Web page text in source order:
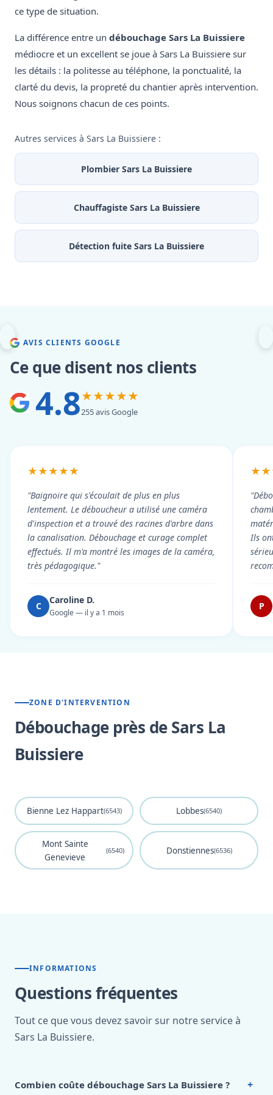
ce type de situation.
La différence entre un débouchage Sars La Buissiere
médiocre et un excellent se joue à Sars La Buissiere sur
les détails : la politesse au téléphone, la ponctualité, la
clarté du devis, la propreté du chantier après intervention.
Nous soignons chacun de ces points.
Autres services à Sars La Buissiere :
Plombier Sars La Buissiere
Chauffagiste Sars La Buissiere
Détection fuite Sars La Buissiere
AVIS CLIENTS GOOGLE
Ce que disent nos clients
4.8★★★★★
255 avis Google
★★★★★
"Baignoire qui s'écoulait de plus en plus
lentement. Le déboucheur a utilisé une caméra
d'inspection et a trouvé des racines d'arbre dans
la canalisation. Débouchage et curage complet
effectués. Il m'a montré les images de la caméra,
très pédagogique."
C
Caroline D.
Google — il y a 1 mois
Ils
P
ZONE D'INTERVENTION
Débouchage près de Sars La
Buissiere
Bienne Lez Happart(6543) Lobbes(6540)
Mont Sainte
Genevieve
(6540) Donstiennes(6536)
INFORMATIONS
Questions fréquentes
Tout ce que vous devez savoir sur notre service à
Sars La Buissiere.
Combien coûte débouchage Sars La Buissiere ? +